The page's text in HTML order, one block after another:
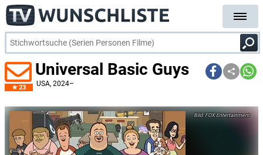
23
Universal Basic Guys
USA, 2024–
FOX Entertainment